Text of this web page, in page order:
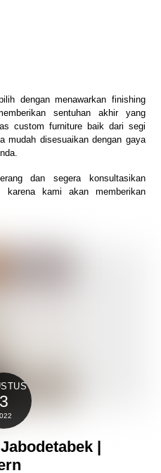
dengan menawarkan finishing
sentuhan akhir yang
custom furniture baik dari segi
mudah disesuaikan dengan gaya
dan segera konsultasikan
karena kami akan memberikan
3
|